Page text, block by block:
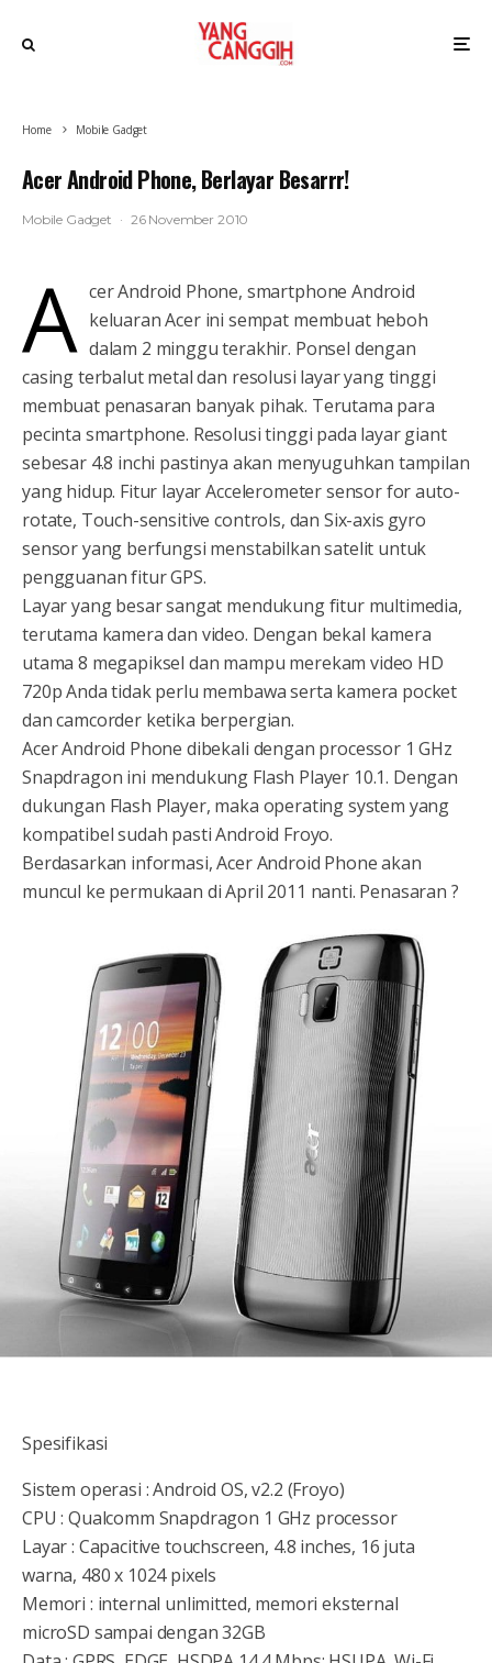
Home Mobile Gadget
Acer Android Phone, Berlayar Besarrr!
Mobile Gadget · 26 November 2010
A cer Android Phone, smartphone Android
keluaran Acer ini sempat membuat heboh
dalam 2 minggu terakhir. Ponsel dengan
casing terbalut metal dan resolusi layar yang tinggi
membuat penasaran banyak pihak. Terutama para
pecinta smartphone. Resolusi tinggi pada layar giant
sebesar 4.8 inchi pastinya akan menyuguhkan tampilan
yang hidup. Fitur layar Accelerometer sensor for auto-
rotate, Touch-sensitive controls, dan Six-axis gyro
sensor yang berfungsi menstabilkan satelit untuk
pengguanan fitur GPS.
Layar yang besar sangat mendukung fitur multimedia,
terutama kamera dan video. Dengan bekal kamera
utama 8 megapiksel dan mampu merekam video HD
720p Anda tidak perlu membawa serta kamera pocket
dan camcorder ketika berpergian.
Acer Android Phone dibekali dengan processor 1 GHz
Snapdragon ini mendukung Flash Player 10.1. Dengan
dukungan Flash Player, maka operating system yang
kompatibel sudah pasti Android Froyo.
Berdasarkan informasi, Acer Android Phone akan
muncul ke permukaan di April 2011 nanti. Penasaran ?
Spesifikasi
Sistem operasi : Android OS, v2.2 (Froyo)
CPU : Qualcomm Snapdragon 1 GHz processor
Layar : Capacitive touchscreen, 4.8 inches, 16 juta
warna, 480 x 1024 pixels
Memori : internal unlimitted, memori eksternal
microSD sampai dengan 32GB